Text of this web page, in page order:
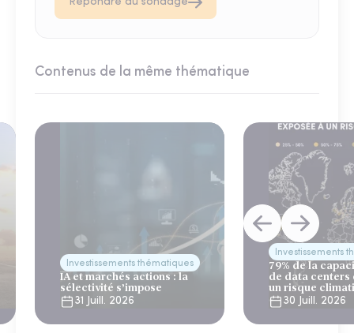
Contenus de la même thématique
Investissements thématiques
IA et marchés actions : la
sélectivité s’impose
31 Juill. 2026
Investissements
79% de la
de data centers
un risque
30 Juill. 2026